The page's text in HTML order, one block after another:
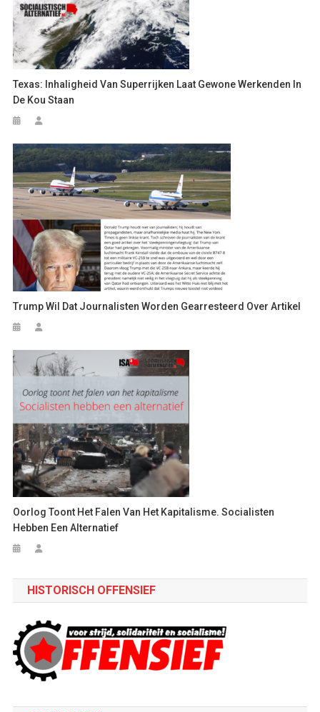
Texas: Inhaligheid Van Superrijken Laat Gewone Werkenden In
De Kou Staan
Trump Wil Dat Journalisten Worden Gearresteerd Over Artikel
Oorlog Toont Het Falen Van Het Kapitalisme. Socialisten
Hebben Een Alternatief
HISTORISCH OFFENSIEF